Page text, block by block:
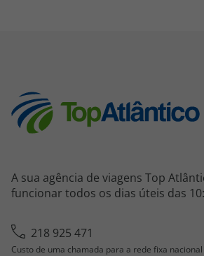
A sua agência de viagens Top
funcionar todos os dias úteis das
218 925 471
Custo de uma chamada para a rede fixa nacional